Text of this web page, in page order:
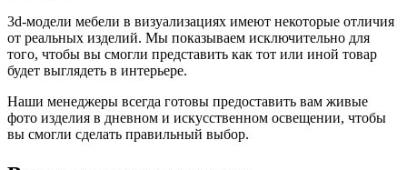
3d-модели мебели в визуализациях имеют некоторые отличия
от реальных изделий. Мы показываем исключительно для
того, чтобы вы смогли представить как тот или иной товар
будет выглядеть в интерьере.
Наши менеджеры всегда готовы предоставить вам живые
фото изделия в дневном и искусственном освещении, чтобы
вы смогли сделать правильный выбор.